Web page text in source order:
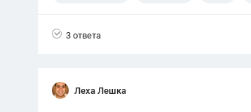
3 ответа
Леха Лешка